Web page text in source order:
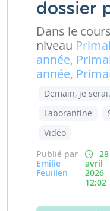
dossier
Dans le
niveau
année,
année,
Demain, je
Laborantine
Vidéo
Publié par
Emilie
Feuillen
28
avril
2026
12:02